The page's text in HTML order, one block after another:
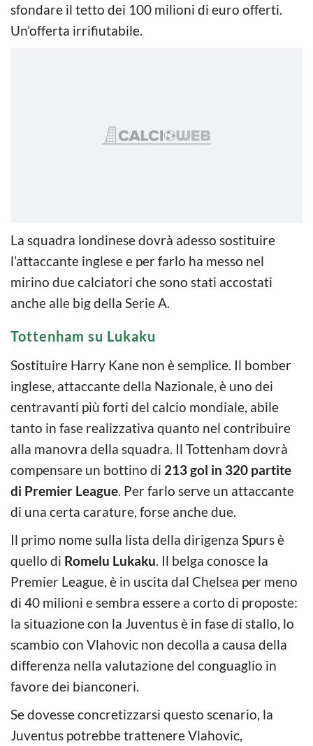
sfondare il tetto dei 100 milioni di euro offerti.
Un’offerta irrifiutabile.
La squadra londinese dovrà adesso sostituire
l’attaccante inglese e per farlo ha messo nel
mirino due calciatori che sono stati accostati
anche alle big della Serie A.
Tottenham su Lukaku
Sostituire Harry Kane non è semplice. Il bomber
inglese, attaccante della Nazionale, è uno dei
centravanti più forti del calcio mondiale, abile
tanto in fase realizzativa quanto nel contribuire
alla manovra della squadra. Il Tottenham dovrà
compensare un bottino di 213 gol in 320 partite
di Premier League. Per farlo serve un attaccante
di una certa carature, forse anche due.
Il primo nome sulla lista della dirigenza Spurs è
quello di Romelu Lukaku. Il belga conosce la
Premier League, è in uscita dal Chelsea per meno
di 40 milioni e sembra essere a corto di proposte:
la situazione con la Juventus è in fase di stallo, lo
scambio con Vlahovic non decolla a causa della
differenza nella valutazione del conguaglio in
favore dei bianconeri.
Se dovesse concretizzarsi questo scenario, la
Juventus potrebbe trattenere Vlahovic,